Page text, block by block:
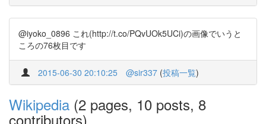
@iyoko_0896 これ(http://t.co/PQvUOk5UCi)の画像でいうと
ころの76枚目です
2015-06-30 20:10:25 @sir337 (投稿一覧)
Wikipedia (2 pages, 10 posts, 8
contributors)